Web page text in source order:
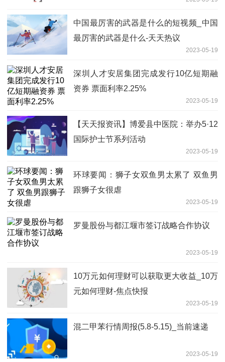
中国最厉害的武器是什么的短视频_中国
最厉害的武器是什么-天天热议
2023-05-19
深圳人才安居集团完成发行10亿短期融
资券 票面利率2.25%
2023-05-19
【天天报资讯】博爱县中医院：举办5·12
国际护士节系列活动
2023-05-19
环球要闻：狮子女双鱼男太累了 双鱼男
跟狮子女很虐
2023-05-19
罗曼股份与都江堰市签订战略合作协议
2023-05-19
10万元如何理财可以获取更大收益_10万
元如何理财-焦点快报
2023-05-19
混二甲苯行情周报(5.8-5.15)_当前速递
2023-05-19